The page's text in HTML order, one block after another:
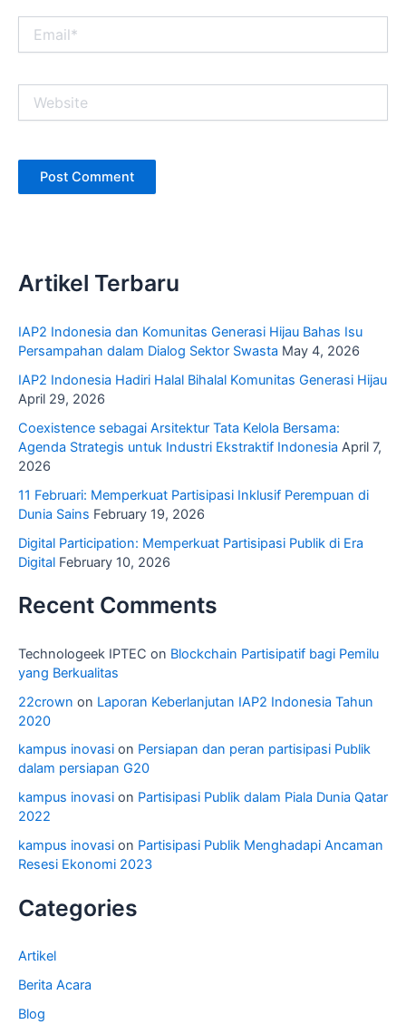
Artikel Terbaru
IAP2 Indonesia dan Komunitas Generasi Hijau Bahas Isu
Persampahan dalam Dialog Sektor Swasta May 4, 2026
IAP2 Indonesia Hadiri Halal Bihalal Komunitas Generasi Hijau
April 29, 2026
Coexistence sebagai Arsitektur Tata Kelola Bersama:
Agenda Strategis untuk Industri Ekstraktif Indonesia April 7,
2026
11 Februari: Memperkuat Partisipasi Inklusif Perempuan di
Dunia Sains February 19, 2026
Digital Participation: Memperkuat Partisipasi Publik di Era
Digital February 10, 2026
Recent Comments
Technologeek IPTEC on Blockchain Partisipatif bagi Pemilu
yang Berkualitas
22crown on Laporan Keberlanjutan IAP2 Indonesia Tahun
2020
kampus inovasi on Persiapan dan peran partisipasi Publik
dalam persiapan G20
kampus inovasi on Partisipasi Publik dalam Piala Dunia Qatar
2022
kampus inovasi on Partisipasi Publik Menghadapi Ancaman
Resesi Ekonomi 2023
Categories
Artikel
Berita Acara
Blog